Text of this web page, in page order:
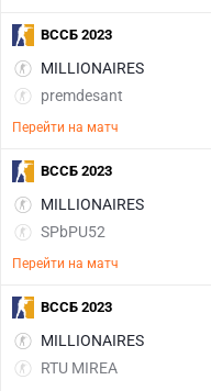
MILLIONAIRES
premdesant
Перейти на матч
ВССБ 2023
MILLIONAIRES
SPbPU52
Перейти на матч
ВССБ 2023
MILLIONAIRES
RTU MIREA
ВССБ 2023